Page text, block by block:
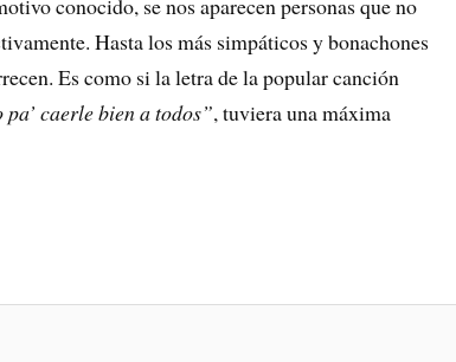
conocido, se nos aparecen personas que no
Hasta los más simpáticos y bonachones
Es como si la letra de la popular canción
caerle bien a todos”, tuviera una máxima